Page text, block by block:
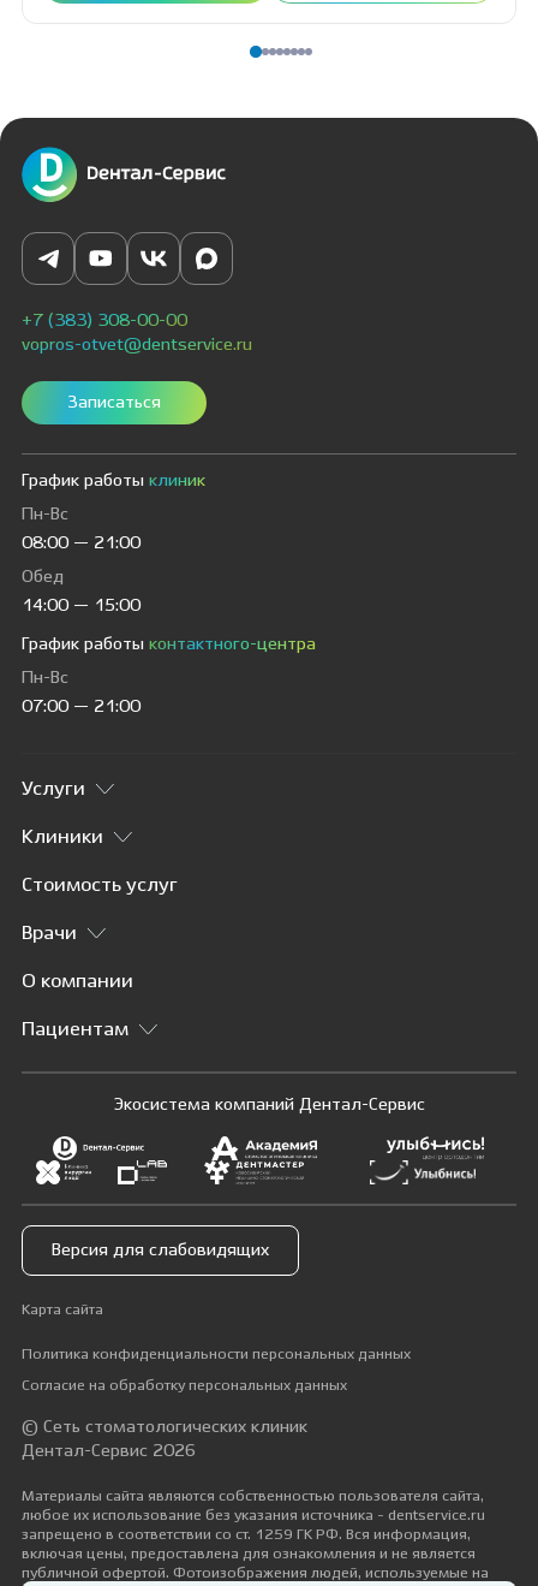
+7 (383) 308-00-00
vopros-otvet@dentservice.ru
Записаться
График работы клиник
Пн-Вс
08:00 — 21:00
Обед
14:00 — 15:00
График работы контактного-центра
Пн-Вс
07:00 — 21:00
Услуги
Клиники
Стоимость услуг
Врачи
О компании
Пациентам
Экосистема компаний Дентал-Сервис
Версия для слабовидящих
Карта сайта
Политика конфиденциальности персональных данных
Согласие на обработку персональных данных
© Сеть стоматологических клиник
Дентал-Сервис 2026
Материалы сайта являются собственностью пользователя сайта,
любое их использование без указания источника - dentservice.ru
запрещено в соответствии со ст. 1259 ГК РФ. Вся информация,
включая цены, предоставлена для ознакомления и не является
публичной офертой. Фотоизображения людей, используемые на